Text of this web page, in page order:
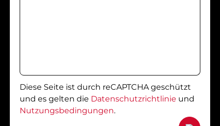
Diese Seite ist durch reCAPTCHA geschützt
und es gelten die Datenschutzrichtlinie und
Nutzungsbedingungen.